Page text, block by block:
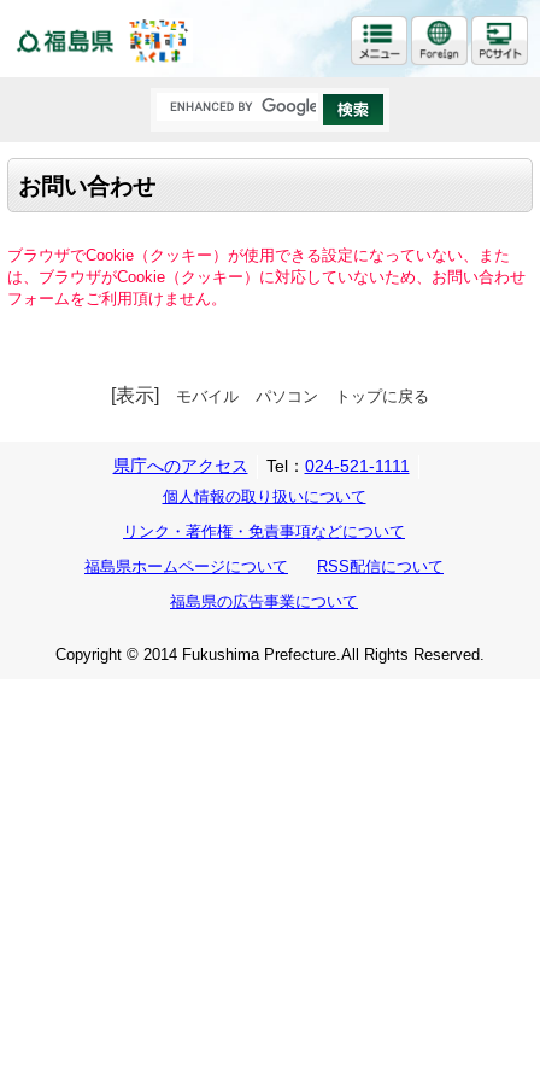
お問い合わせ
ブラウザでCookie（クッキー）が使用できる設定になっていない、また
は、ブラウザがCookie（クッキー）に対応していないため、お問い合わせ
フォームをご利用頂けません。
[表示] モバイル パソコン トップに戻る
県庁へのアクセス Tel： 024-521-1111
個人情報の取り扱いについて
リンク・著作権・免責事項などについて
福島県ホームページについて
RSS配信について
福島県の広告事業について
Copyright © 2014 Fukushima Prefecture.All Rights Reserved.